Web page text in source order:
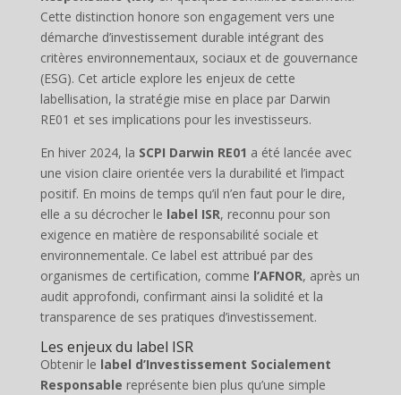
Cette distinction honore son engagement vers une
démarche d’investissement durable intégrant des
critères environnementaux, sociaux et de gouvernance
(ESG). Cet article explore les enjeux de cette
labellisation, la stratégie mise en place par Darwin
RE01 et ses implications pour les investisseurs.
En hiver 2024, la SCPI Darwin RE01 a été lancée avec
une vision claire orientée vers la durabilité et l’impact
positif. En moins de temps qu’il n’en faut pour le dire,
elle a su décrocher le label ISR, reconnu pour son
exigence en matière de responsabilité sociale et
environnementale. Ce label est attribué par des
organismes de certification, comme l’AFNOR, après un
audit approfondi, confirmant ainsi la solidité et la
transparence de ses pratiques d’investissement.
Les enjeux du label ISR
Obtenir le label d’Investissement Socialement
Responsable représente bien plus qu’une simple